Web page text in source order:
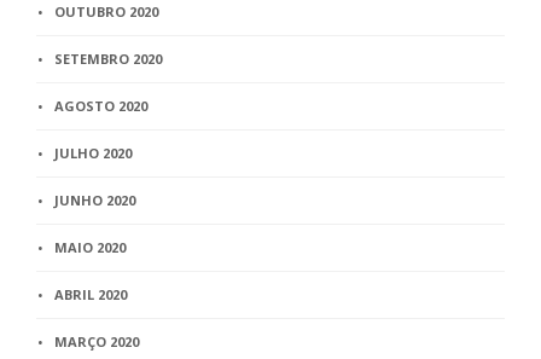
OUTUBRO 2020
SETEMBRO 2020
AGOSTO 2020
JULHO 2020
JUNHO 2020
MAIO 2020
ABRIL 2020
MARÇO 2020